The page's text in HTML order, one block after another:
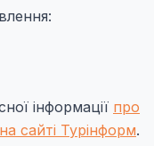
інформації про
сайті Турінформ.